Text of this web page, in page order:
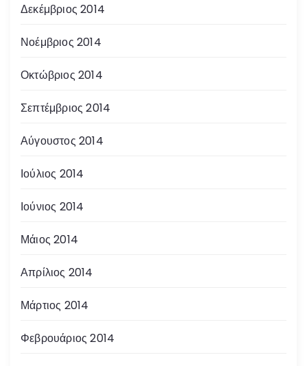
Δεκέμβριος 2014
Νοέμβριος 2014
Οκτώβριος 2014
Σεπτέμβριος 2014
Αύγουστος 2014
Ιούλιος 2014
Ιούνιος 2014
Μάιος 2014
Απρίλιος 2014
Μάρτιος 2014
Φεβρουάριος 2014